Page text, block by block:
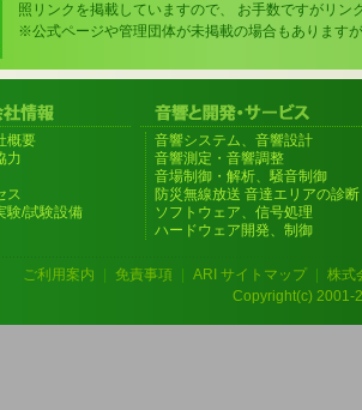
照リンクを掲載していますので、 お手数ですがリン
※公式ページや管理団体が未掲載の場合もあります
概要
力
ス
験/試験設備
音響システム、音響設計
音響測定・音響調整
音場制御・解析、騒音制御
防災無線放送 音達エリアの診断
ソフトウェア、信号処理
ハードウェア開発、制御
ご利用案内 免責事項 ARI サイトマップ
株式
Copyright(c) 2001-